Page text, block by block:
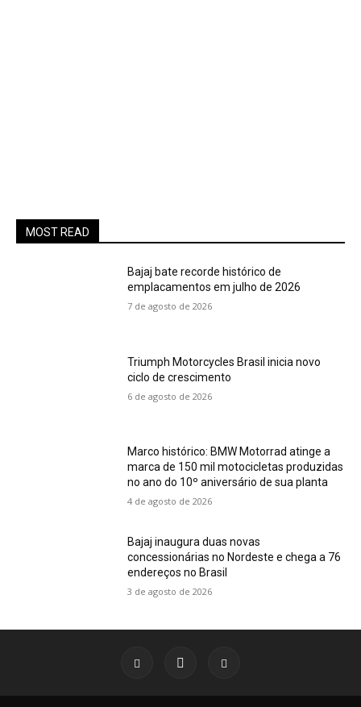
MOST READ
Bajaj bate recorde histórico de
emplacamentos em julho de 2026
7 de agosto de 2026
Triumph Motorcycles Brasil inicia novo
ciclo de crescimento
6 de agosto de 2026
Marco histórico: BMW Motorrad atinge a
marca de 150 mil motocicletas produzidas
no ano do 10º aniversário de sua planta
4 de agosto de 2026
Bajaj inaugura duas novas
concessionárias no Nordeste e chega a 76
endereços no Brasil
3 de agosto de 2026